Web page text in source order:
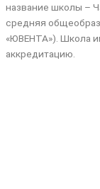
название школы –
средняя
«ЮВЕНТА»). Школа
аккредитацию.